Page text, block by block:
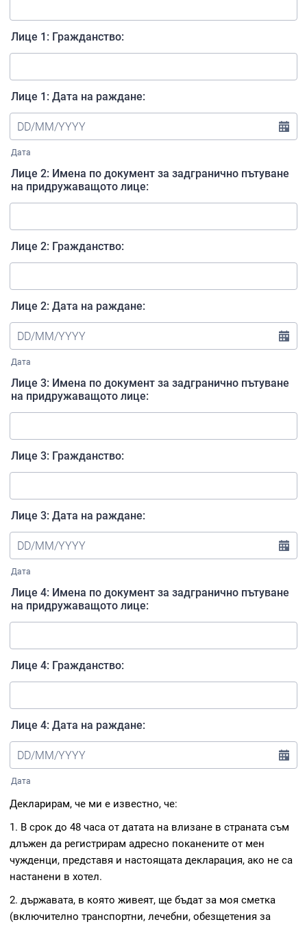
Лице 1: Гражданство:
Лице 1: Дата на раждане:
Дата
Лице 2: Имена по документ за задгранично пътуване
на придружаващото лице:
Лице 2: Гражданство:
Лице 2: Дата на раждане:
Дата
Лице 3: Имена по документ за задгранично пътуване
на придружаващото лице:
Лице 3: Гражданство:
Лице 3: Дата на раждане:
Дата
Лице 4: Имена по документ за задгранично пътуване
на придружаващото лице:
Лице 4: Гражданство:
Лице 4: Дата на раждане:
Дата
Декларирам, че ми е известно, че:
1. В срок до 48 часа от датата на влизане в страната съм
длъжен да регистрирам адресно поканените от мен
чужденци, представя и настоящата декларация, ако не са
настанени в хотел.
2. държавата, в която живеят, ще бъдат за моя сметка
(включително транспортни, лечебни, обезщетения за